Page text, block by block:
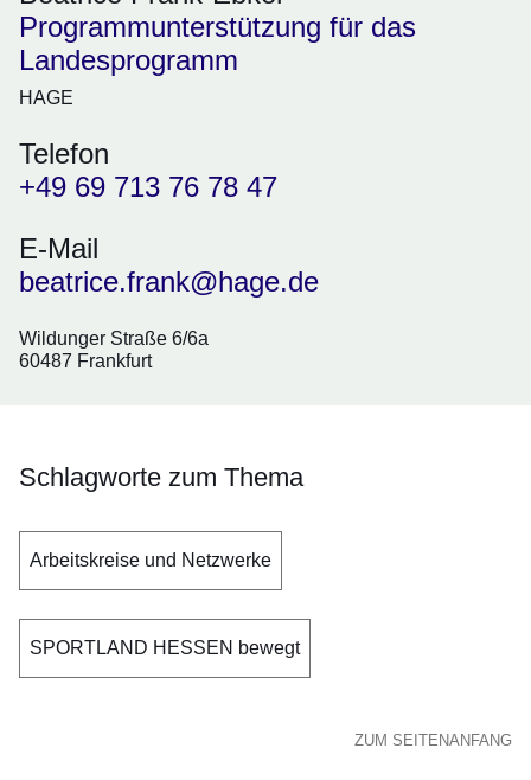
Programmunterstützung für das
Landesprogramm
HAGE
Telefon
+49 69 713 76 78 47
E-Mail
beatrice.frank@hage.de
Wildunger Straße 6/6a
60487 Frankfurt
Schlagworte zum Thema
Arbeitskreise und Netzwerke
SPORTLAND HESSEN bewegt
ZUM SEITENANFANG